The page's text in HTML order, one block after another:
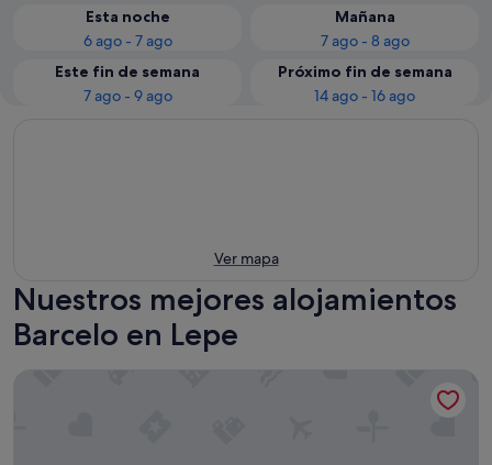
Esta noche
6 ago - 7 ago
Mañana
7 ago - 8 ago
Este fin de semana
7 ago - 9 ago
Próximo fin de semana
14 ago - 16 ago
Ver mapa
Nuestros mejores alojamientos
Barcelo en Lepe